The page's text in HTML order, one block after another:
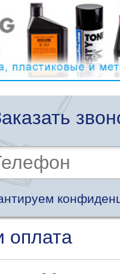
оплата